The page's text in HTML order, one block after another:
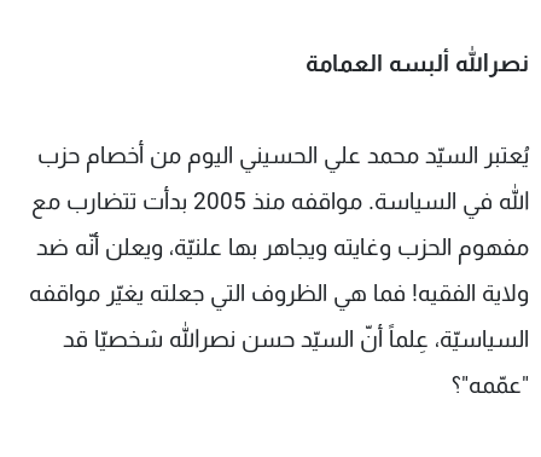
نصرالله ألبسه العمامة
يُعتبر السيّد محمد علي الحسيني اليوم من أخصام حزب
الله في السياسة. مواقفه منذ 2005 بدأت تتضارب مع
مفهوم الحزب وغايته ويجاهر بها علنيّة، ويعلن أنّه ضد
ولاية الفقيه! فما هي الظروف التي جعلته يغيّر مواقفه
السياسيّة، عِلماً أنّ السيّد حسن نصرالله شخصيّا قد
"عمّمه"؟